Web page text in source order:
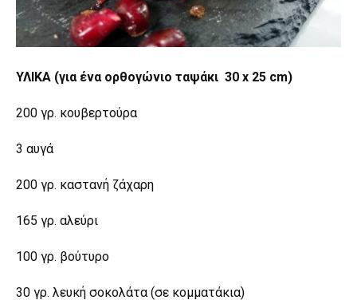
ΥΛΙΚΑ (για ένα ορθογώνιο ταψάκι 30 x 25 cm)
200 γρ. κουβερτούρα
3 αυγά
200 γρ. καστανή ζάχαρη
165 γρ. αλεύρι
100 γρ. βούτυρο
30 γρ. λευκή σοκολάτα (σε κομματάκια)